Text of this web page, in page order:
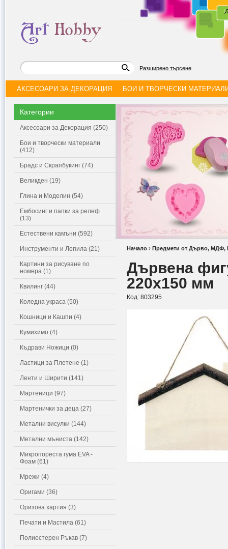
|
Разширено търсене
АКСЕСОАРИ ЗА ДЕКОРАЦИЯ БОИ И ТВОРЧЕСКИ
Категории
Аксесоари за Декорация (250)
Бои и творчески материали
(412)
Брадс и Скрапбукинг (74)
Великден (19)
Глина и Моделин (54)
Ембосинг и папки за релеф
(13)
Естествени камъни (592)
Инструменти и Лепила (21)
Картини за рисуване по
номера (1)
Квилинг (44)
Коледна украса (50)
Кошници и Кашпи (4)
Кумихимо (4)
Къдрави Ножици (0)
Ластици за Плетене (1)
Ленти и Ширити (141)
Мартеници (97)
Мартенички за деца (27)
Метални висулки (144)
Метални мъниста (142)
Микропореста гума EVA -
Фоам (61)
Мрежи (4)
Оригами (36)
Оризова хартия (3)
Печати и Мастила (61)
Полиестерен Ръкав (7)
Начало › Предмети от Дърво, МДФ,
Дървена
220x150 мм
Код: 803295